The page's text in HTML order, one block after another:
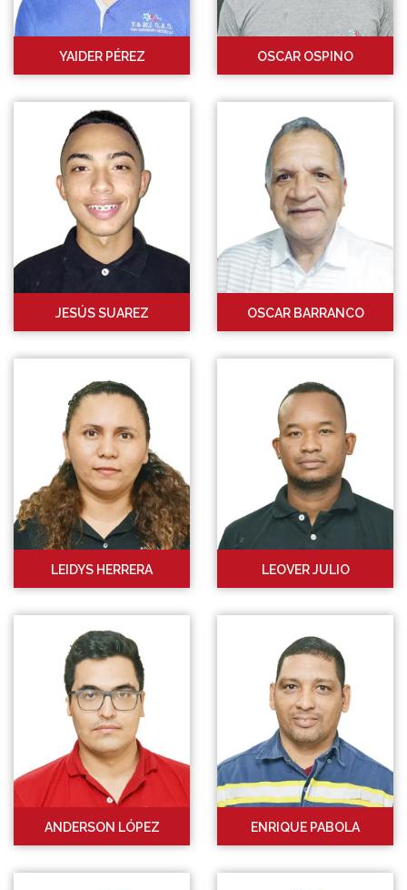
YAIDER PÉREZ OSCAR OSPINO
JESÚS SUAREZ OSCAR BARRANCO
LEIDYS HERRERA LEOVER JULIO
ANDERSON LÓPEZ ENRIQUE PABOLA